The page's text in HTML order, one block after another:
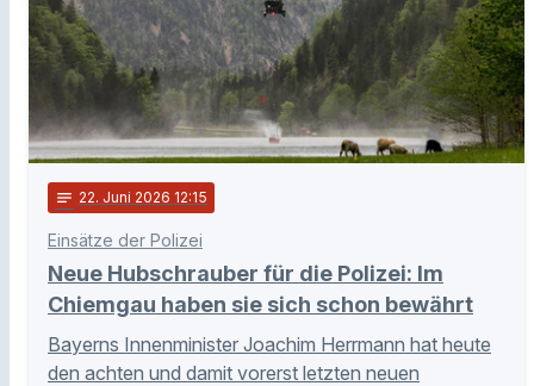
notes 22. Juni 2026 12:15
Einsätze der Polizei
Neue Hubschrauber für die Polizei: Im
Chiemgau haben sie sich schon bewährt
Bayerns Innenminister Joachim Herrmann hat heute
den achten und damit vorerst letzten neuen